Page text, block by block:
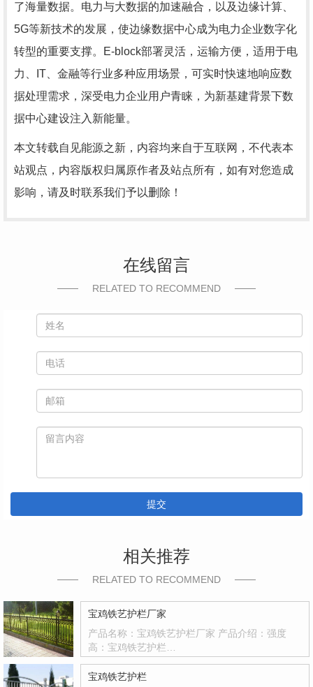
了海量数据。电力与大数据的加速融合，以及边缘计算、
5G等新技术的发展，使边缘数据中心成为电力企业数字化
转型的重要支撑。E-block部署灵活，运输方便，适用于电
力、IT、金融等行业多种应用场景，可实时快速地响应数
据处理需求，深受电力企业用户青睐，为新基建背景下数
据中心建设注入新能量。
本文转载自见能源之新，内容均来自于互联网，不代表本
站观点，内容版权归属原作者及站点所有，如有对您造成
影响，请及时联系我们予以删除！
在线留言
RELATED TO RECOMMEND
提交
相关推荐
RELATED TO RECOMMEND
宝鸡铁艺护栏厂家
产品名称：宝鸡铁艺护栏厂家 产品介绍：强度
高：宝鸡铁艺护栏…
宝鸡铁艺护栏